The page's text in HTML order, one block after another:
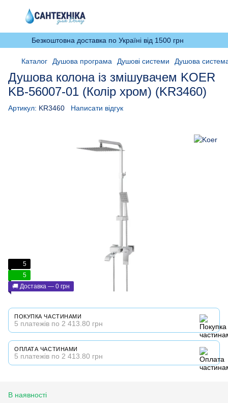
Безкоштовна доставка по Україні від 1500 грн
Каталог Душова програма Душові системи Душова
Душова колона із змішувачем KOER
KB-56007-01 (Колір хром) (KR3460)
Артикул: KR3460 Написати відгук
5
5
🚚 Доставка — 0 грн
ПОКУПКА ЧАСТИНАМИ
5 платежів по 2 413.80 грн
ОПЛАТА ЧАСТИНАМИ
5 платежів по 2 413.80 грн
В наявності